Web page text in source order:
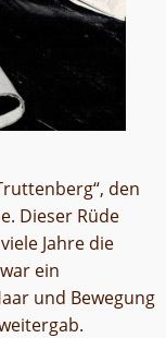
den
Dieser Rüde
Jahre die
ein
und Bewegung